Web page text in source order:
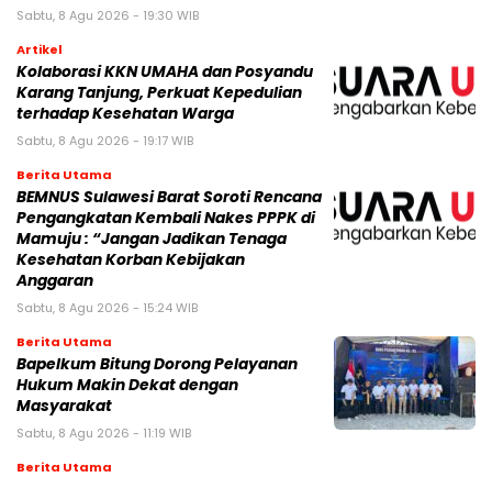
Sabtu, 8 Agu 2026 - 19:30 WIB
Artikel
Kolaborasi KKN UMAHA dan Posyandu
Karang Tanjung, Perkuat Kepedulian
terhadap Kesehatan Warga
Sabtu, 8 Agu 2026 - 19:17 WIB
Berita Utama
BEMNUS Sulawesi Barat Soroti Rencana
Pengangkatan Kembali Nakes PPPK di
Mamuju : “Jangan Jadikan Tenaga
Kesehatan Korban Kebijakan
Anggaran
Sabtu, 8 Agu 2026 - 15:24 WIB
Berita Utama
Bapelkum Bitung Dorong Pelayanan
Hukum Makin Dekat dengan
Masyarakat
Sabtu, 8 Agu 2026 - 11:19 WIB
Berita Utama